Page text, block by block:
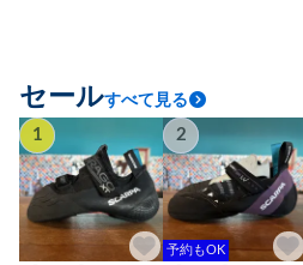
セールすべて見る
1 2
予約もOK